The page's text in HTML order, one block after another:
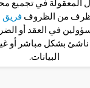
المعقولة في تجميع
ظرف من الظروف فريق
في العقد أو
بشكل مباشر أو
البيانات.